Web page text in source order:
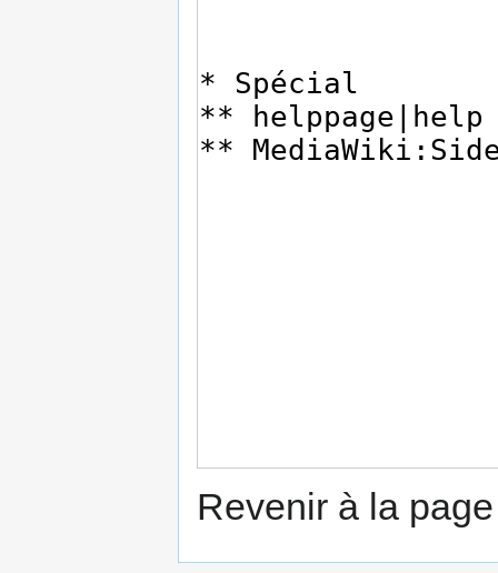
Revenir à la